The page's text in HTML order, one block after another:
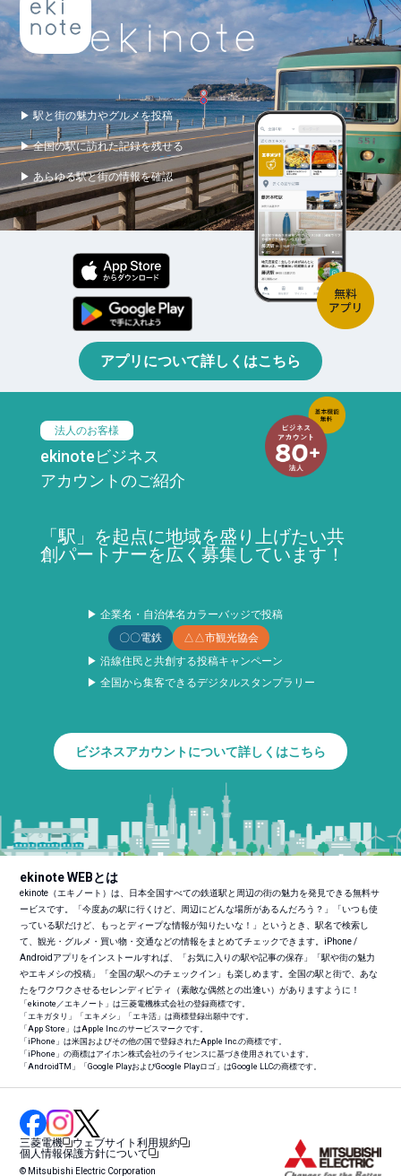
▶ 駅と街の魅力やグルメを投稿
▶ 全国の駅に訪れた記録を残せる
▶ あらゆる駅と街の情報を確認
アプリについて詳しくはこちら
法人のお客様
ekinoteビジネス
アカウントのご紹介
「駅」を起点に地域を盛り上げたい共
創パートナーを広く募集しています！
▶ 企業名・自治体名カラーバッジで投稿
〇〇電鉄
△△市観光協会
▶ 沿線住民と共創する投稿キャンペーン
▶ 全国から集客できるデジタルスタンプラリー
ビジネスアカウントについて詳しくはこちら
ekinote WEBとは
ekinote（エキノート）は、日本全国すべての鉄道駅と周辺の街の魅力を発見できる無料サ
ービスです。「今度あの駅に行くけど、周辺にどんな場所があるんだろう？」「いつも使
っている駅だけど、もっとディープな情報が知りたいな！」というとき、駅名で検索し
て、観光・グルメ・買い物・交通などの情報をまとめてチェックできます。iPhone /
Androidアプリをインストールすれば、「お気に入りの駅や記事の保存」「駅や街の魅力
やエキメシの投稿」「全国の駅へのチェックイン」も楽しめます。全国の駅と街で、あな
たをワクワクさせるセレンディピティ（素敵な偶然との出逢い）がありますように！
「ekinote／エキノート」は三菱電機株式会社の登録商標です。
「エキガタリ」「エキメシ」「エキ活」は商標登録出願中です。
「App Store」はApple Inc.のサービスマークです。
「iPhone」は米国およびその他の国で登録されたApple Inc.の商標です。
「iPhone」の商標はアイホン株式会社のライセンスに基づき使用されています。
「AndroidTM 」「Google PlayおよびGoogle Playロゴ」はGoogle LLCの商標です。
三菱電機
ウェブサイト利用規約
個人情報保護方針について
© Mitsubishi Electric Corporation